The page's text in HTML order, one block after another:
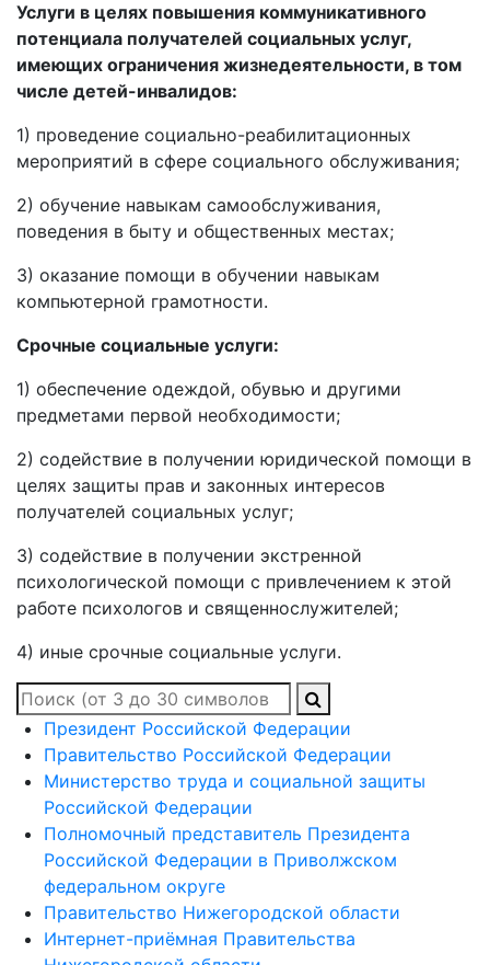
Услуги в целях повышения коммуникативного
потенциала получателей социальных услуг,
имеющих ограничения жизнедеятельности, в том
числе детей-инвалидов:
1) проведение социально-реабилитационных
мероприятий в сфере социального обслуживания;
2) обучение навыкам самообслуживания,
поведения в быту и общественных местах;
3) оказание помощи в обучении навыкам
компьютерной грамотности.
Срочные социальные услуги:
1) обеспечение одеждой, обувью и другими
предметами первой необходимости;
2) содействие в получении юридической помощи в
целях защиты прав и законных интересов
получателей социальных услуг;
3) содействие в получении экстренной
психологической помощи с привлечением к этой
работе психологов и священнослужителей;
4) иные срочные социальные услуги.
Президент Российской Федерации
Правительство Российской Федерации
Министерство труда и социальной защиты
Российской Федерации
Полномочный представитель Президента
Российской Федерации в Приволжском
федеральном округе
Правительство Нижегородской области
Интернет-приёмная Правительства